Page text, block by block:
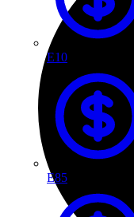
E10
E85